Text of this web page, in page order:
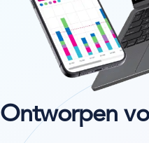
Ontworpen